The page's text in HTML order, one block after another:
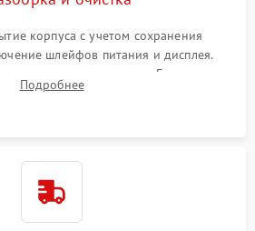
корпуса с учетом сохранения
шлейфов питания и дисплея.
плат от окислов и пыли. Бережная
объектива специализированными
Подробнее